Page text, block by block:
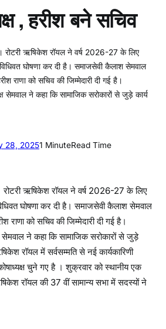
, हरीश बने सचिव
ऋषिकेश रॉयल ने वर्ष 2026-27 के लिए
घोषणा कर दी है। समाजसेवी कैलाश सेमवाल
राणा को सचिव की जिम्मेदारी दी गई है।
सेमवाल ने कहा कि सामाजिक सरोकारों से जुड़े कार्य
28, 20251 MinuteRead Time
ऋषिकेश रॉयल ने वर्ष 2026-27 के लिए
घोषणा कर दी है। समाजसेवी कैलाश सेमवाल
राणा को सचिव की जिम्मेदारी दी गई है।
सेमवाल ने कहा कि सामाजिक सरोकारों से जुड़े
रॉयल में सर्वसम्मति से नई कार्यकारिणी
चुने गए है । शुक्रवार को स्थानीय एक
रॉयल की 37 वीं सामान्य सभा में सदस्यों ने